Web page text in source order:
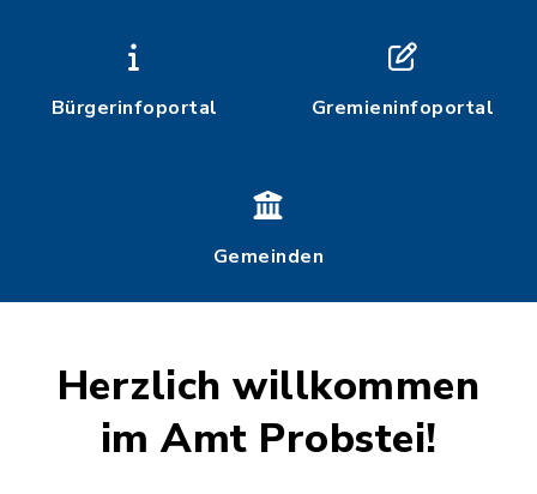
Bürgerinfoportal Gremieninfoportal
Gemeinden
Herzlich willkommen
im Amt Probstei!